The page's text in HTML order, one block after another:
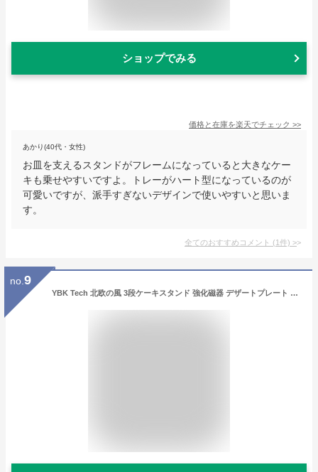
ショップでみる
価格と在庫を楽天でチェック >>
あかり(40代・女性)
お皿を支えるスタンドがフレームになっていると大きなケー
キも乗せやすいですよ。トレーがハート型になっているのが
可愛いですが、派手すぎないデザインで使いやすいと思いま
す。
全てのおすすめコメント (1件) >
no. 9
YBK Tech 北欧の風 3段ケーキスタンド 強化磁器 デザートプレート アフタヌーンティー (白い皿+ ゴールデンロッド)